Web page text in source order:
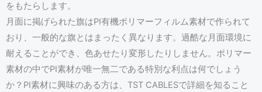
をもたらします。
月面に掲げられた旗はPI有機ポリマーフィルム素材で作られて
おり、一般的な旗とはまったく異なります。過酷な月面環境に
耐えることができ、色あせたり変形したりしません。ポリマー
素材の中でPI素材が唯一無二である特別な利点は何でしょう
か？PI素材に興味のある方は、TST CABLESで詳細を知ること